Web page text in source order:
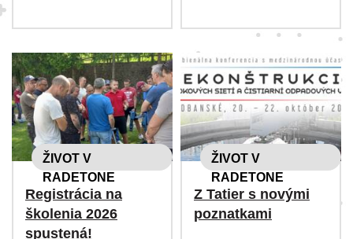
ŽIVOT V
RADETONE
Registrácia na
školenia 2026
spustená!
ŽIVOT V
RADETONE
Z Tatier s novými
poznatkami